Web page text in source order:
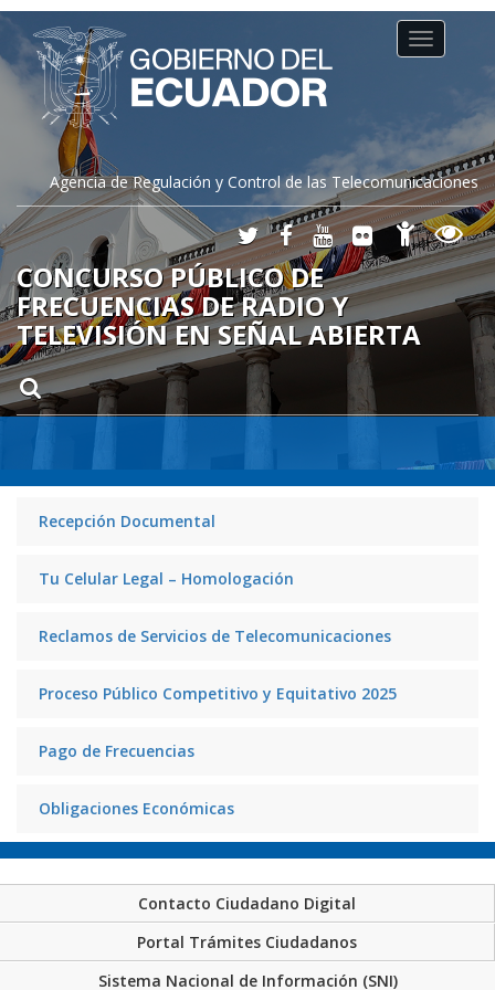
Agencia de Regulación y Control de las Telecomunicaciones
Toggle
navigation
CONCURSO PÚBLICO DE
FRECUENCIAS DE RADIO Y
TELEVISIÓN EN SEÑAL ABIERTA
Recepción Documental
Tu Celular Legal – Homologación
Reclamos de Servicios de Telecomunicaciones
Proceso Público Competitivo y Equitativo 2025
Pago de Frecuencias
Obligaciones Económicas
Contacto Ciudadano Digital
Portal Trámites Ciudadanos
Sistema Nacional de Información (SNI)